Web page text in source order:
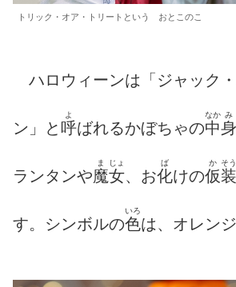
トリック・オア・トリートという おとこのこ
ハロウィーンは「ジャック
ン」と 呼
よ
ばれるかぼちゃの中
なか
身
み
ランタンや魔
ま
女
じょ
、お化
ば
けの仮
か
装
そう
す。シンボルの色
いろ
は、オレン